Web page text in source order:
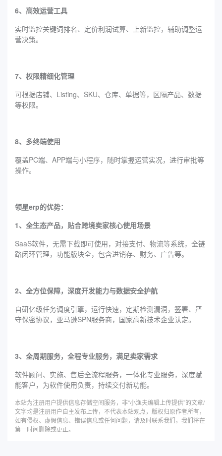
6、高效运营工具
实时监控关键词排名、定价利润试算、上新监控，辅助调整运
营决策。
7、权限精细化管理
可根据店铺、Listing、SKU、仓库、单据等，区隔产品、数据
等权限。
8、多终端使用
覆盖PC端、APP端与小程序，随时掌握运营实况，进行审批等
操作。
领星erp的优势：
1、全生态产品，贴合跨境卖家核心使用场景
SaaS软件，无需下载即可使用，对接支付、物流等系统，全链
路闭环管理，功能版块全，包含进销存、财务、广告等。
2、全方位保障，深度开发能力与数据安全护航
自研亿级任务调度引擎，运行快速，定期检测漏洞，签署、严
守保密协议，亚马逊SPN服务商，国家高新技术企业认定。
3、全周期服务，全程专业服务，满足卖家需求
软件顾问、实施、售后全流程服务，一体化专业服务，深度赋
能客户，为软件使用负责，持续交付新功能。
本站为注册用户提供信息存储空间服务，非“小渔夫编辑上传提供”的文章/
文字均是注册用户自主发布上传，不代表本站观点，版权归原作者所有，
如有侵权、虚假信息、错误信息或任何问题，请及时联系我们，我们将在
第一时间删除或更正。